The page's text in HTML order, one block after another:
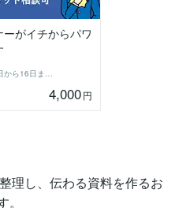
がイチからパワ
やしやま（12日から16日まで夏季休業）
4,000円
理し、伝わる資料を作るお